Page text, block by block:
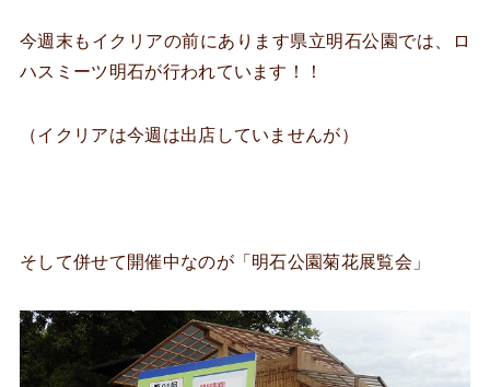
今週末もイクリアの前にあります県立明石公園では、ロ
ハスミーツ明石が行われています！！
（イクリアは今週は出店していませんが）
そして併せて開催中なのが「明石公園菊花展覧会」